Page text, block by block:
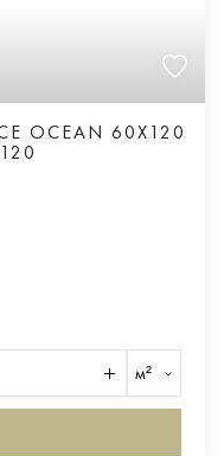
OCEAN 60X120
м²